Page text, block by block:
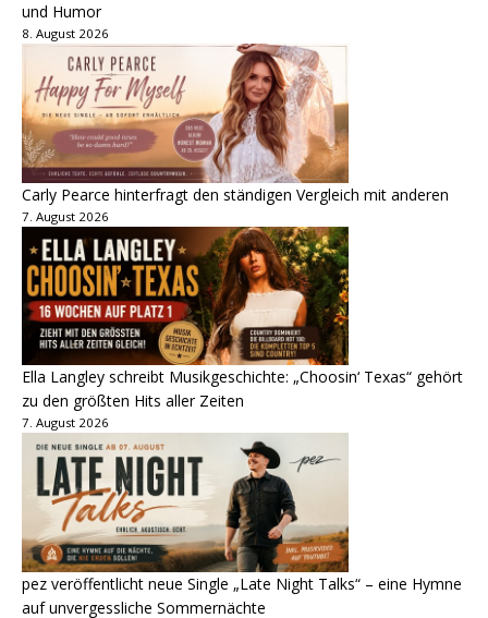
und Humor
8. August 2026
Carly Pearce hinterfragt den ständigen Vergleich mit anderen
7. August 2026
Ella Langley schreibt Musikgeschichte: „Choosin‘ Texas“ gehört
zu den größten Hits aller Zeiten
7. August 2026
pez veröffentlicht neue Single „Late Night Talks“ – eine Hymne
auf unvergessliche Sommernächte